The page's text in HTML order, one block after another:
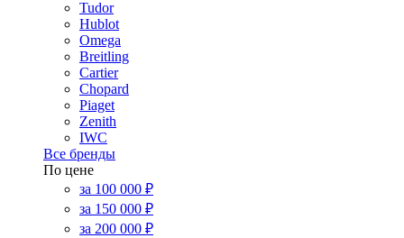
Tudor
Hublot
Omega
Breitling
Cartier
Chopard
Piaget
Zenith
IWC
Все бренды
По цене
за 100 000 ₽
за 150 000 ₽
за 200 000 ₽